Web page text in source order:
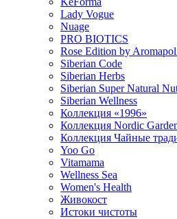
Lady Vogue
Nuage
PRO BIOTICS
Rose Edition by
Siberian Code
Siberian Herbs
Siberian Super Natural
Siberian Wellness
Коллекция «1996»
Коллекция Nordic
Коллекция Чайные
Yoo Go
Vitamama
Wellness Sea
Women's Health
Живокост
Истоки чистоты